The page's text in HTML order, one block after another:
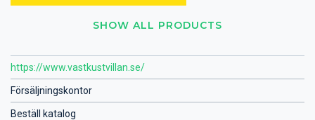
SHOW ALL PRODUCTS
https://www.vastkustvillan.se/
Försäljningskontor
Beställ katalog